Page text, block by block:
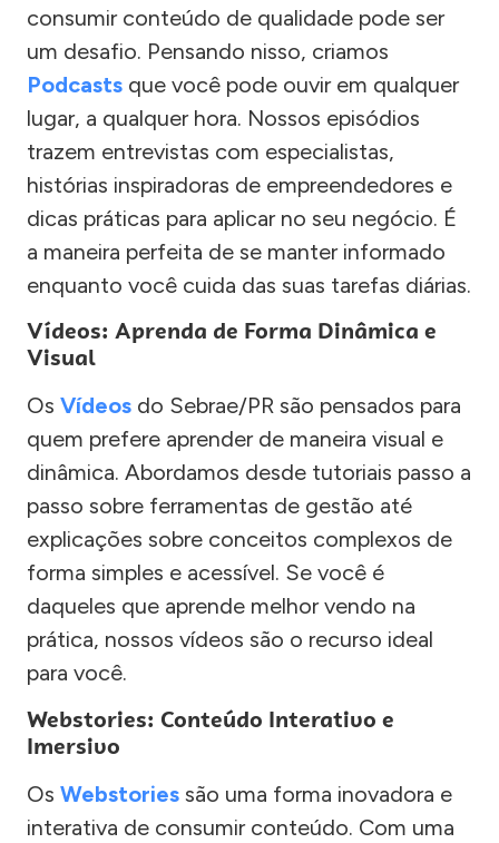
consumir conteúdo de qualidade pode ser
um desafio. Pensando nisso, criamos
Podcasts que você pode ouvir em qualquer
lugar, a qualquer hora. Nossos episódios
trazem entrevistas com especialistas,
histórias inspiradoras de empreendedores e
dicas práticas para aplicar no seu negócio. É
a maneira perfeita de se manter informado
enquanto você cuida das suas tarefas diárias.
Vídeos: Aprenda de Forma Dinâmica e
Visual
Os Vídeos do Sebrae/PR são pensados para
quem prefere aprender de maneira visual e
dinâmica. Abordamos desde tutoriais passo a
passo sobre ferramentas de gestão até
explicações sobre conceitos complexos de
forma simples e acessível. Se você é
daqueles que aprende melhor vendo na
prática, nossos vídeos são o recurso ideal
para você.
Webstories: Conteúdo Interativo e
Imersivo
Os Webstories são uma forma inovadora e
interativa de consumir conteúdo. Com uma